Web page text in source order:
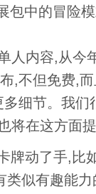
包中的冒险
人内容,从今
,不但免费,
细节。我
将在这方面
牌动了手,比
类似有趣能